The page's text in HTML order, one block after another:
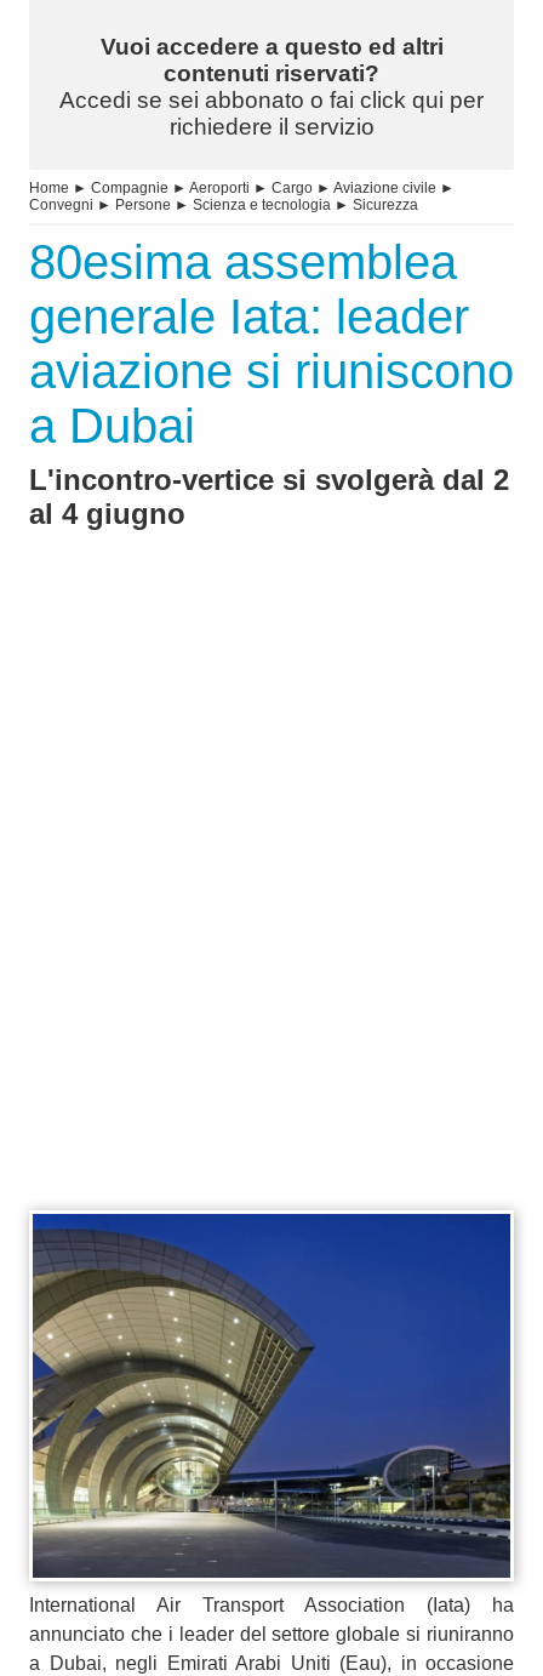
Vuoi accedere a questo ed altri
contenuti riservati?
Accedi se sei abbonato o fai click qui per
richiedere il servizio
Home ► Compagnie ► Aeroporti ► Cargo ► Aviazione civile ►
Convegni ► Persone ► Scienza e tecnologia ► Sicurezza
80esima assemblea
generale Iata: leader
aviazione si riuniscono
a Dubai
L'incontro-vertice si svolgerà dal 2
al 4 giugno
International Air Transport Association (Iata) ha
annunciato che i leader del settore globale si riuniranno
a Dubai, negli Emirati Arabi Uniti (Eau), in occasione